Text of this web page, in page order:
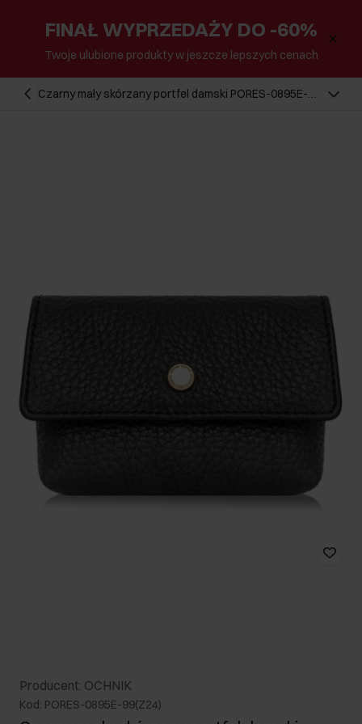
FINAŁ WYPRZEDAŻY DO -60%
Twoje ulubione produkty w jeszcze lepszych cenach
Czarny mały skórzany portfel damski PORES-0895E-
Producent: OCHNIK
Kod: PORES-0895E-99(Z24)